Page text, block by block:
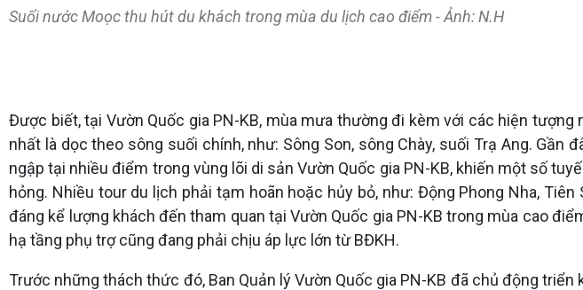
Suối nước Moọc thu hút du khách trong mùa du lịch cao điểm - Ảnh: N.H
Được biết, tại Vườn Quốc gia PN-KB, mùa mưa thường đi kèm với các hiện
nhất là dọc theo sông suối chính, như: Sông Son, sông Chày, suối Trạ Ang.
ngập tại nhiều điểm trong vùng lõi di sản Vườn Quốc gia PN-KB, khiến một số
hỏng. Nhiều tour du lịch phải tạm hoãn hoặc hủy bỏ, như: Động Phong Nha,
đáng kể lượng khách đến tham quan tại Vườn Quốc gia PN-KB trong mùa cao
hạ tầng phụ trợ cũng đang phải chịu áp lực lớn từ BĐKH.
Trước những thách thức đó, Ban Quản lý Vườn Quốc gia PN-KB đã chủ động